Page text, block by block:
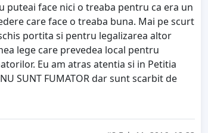
puteai face nici o treaba pentru ca era un
care face o treaba buna. Mai pe scurt
portita si pentru legalizarea altor
lege care prevedea local pentru
Eu am atras atentia si in Petitia
SUNT FUMATOR dar sunt scarbit de